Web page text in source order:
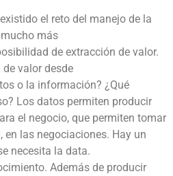
el reto del manejo de la
más
de extracción de valor.
valor desde
o la información? ¿Qué
Los datos permiten producir
el negocio, que permiten tomar
en las negociaciones. Hay un
necesita la data.
Además de producir